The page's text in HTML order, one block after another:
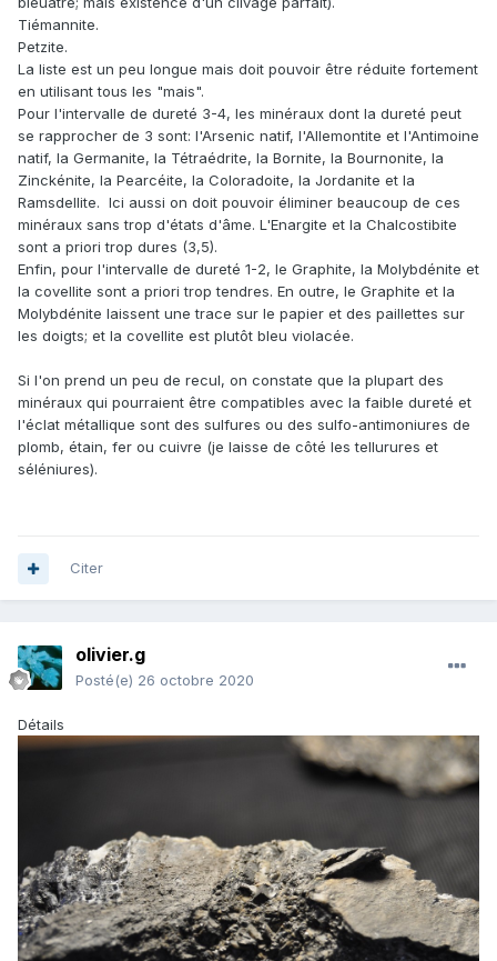
Tiémannite.
Petzite.
La liste est un peu longue mais doit pouvoir être réduite fortement
en utilisant tous les "mais".
Pour l'intervalle de dureté 3-4, les minéraux dont la dureté peut
se rapprocher de 3 sont: l'Arsenic natif, l'Allemontite et l'Antimoine
natif, la Germanite, la Tétraédrite, la Bornite, la Bournonite, la
Zinckénite, la Pearcéite, la Coloradoite, la Jordanite et la
Ramsdellite. Ici aussi on doit pouvoir éliminer beaucoup de ces
minéraux sans trop d'états d'âme. L'Enargite et la Chalcostibite
sont a priori trop dures (3,5).
Enfin, pour l'intervalle de dureté 1-2, le Graphite, la Molybdénite et
la covellite sont a priori trop tendres. En outre, le Graphite et la
Molybdénite laissent une trace sur le papier et des paillettes sur
les doigts; et la covellite est plutôt bleu violacée.
Si l'on prend un peu de recul, on constate que la plupart des
minéraux qui pourraient être compatibles avec la faible dureté et
l'éclat métallique sont des sulfures ou des sulfo-antimoniures de
plomb, étain, fer ou cuivre (je laisse de côté les tellurures et
séléniures).
Citer
olivier.g
Posté(e) 26 octobre 2020
Détails